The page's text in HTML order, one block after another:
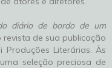
diário de bordo de um
revista de sua publicação
Produções Literárias. Às
seleção preciosa de